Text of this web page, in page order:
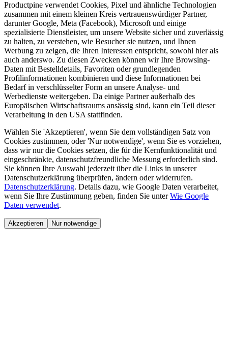
Productpine verwendet Cookies, Pixel und ähnliche Technologien
zusammen mit einem kleinen Kreis vertrauenswürdiger Partner,
darunter Google, Meta (Facebook), Microsoft und einige
spezialisierte Dienstleister, um unsere Website sicher und zuverlässig
zu halten, zu verstehen, wie Besucher sie nutzen, und Ihnen
Werbung zu zeigen, die Ihren Interessen entspricht, sowohl hier als
auch anderswo. Zu diesen Zwecken können wir Ihre Browsing-
Daten mit Bestelldetails, Favoriten oder grundlegenden
Profilinformationen kombinieren und diese Informationen bei
Bedarf in verschlüsselter Form an unsere Analyse- und
Werbedienste weitergeben. Da einige Partner außerhalb des
Europäischen Wirtschaftsraums ansässig sind, kann ein Teil dieser
Verarbeitung in den USA stattfinden.
Wählen Sie 'Akzeptieren', wenn Sie dem vollständigen Satz von
Cookies zustimmen, oder 'Nur notwendige', wenn Sie es vorziehen,
dass wir nur die Cookies setzen, die für die Kernfunktionalität und
eingeschränkte, datenschutzfreundliche Messung erforderlich sind.
Sie können Ihre Auswahl jederzeit über die Links in unserer
Datenschutzerklärung überprüfen, ändern oder widerrufen.
Datenschutzerklärung. Details dazu, wie Google Daten verarbeitet,
wenn Sie Ihre Zustimmung geben, finden Sie unter Wie Google
Daten verwendet.
Akzeptieren Nur notwendige